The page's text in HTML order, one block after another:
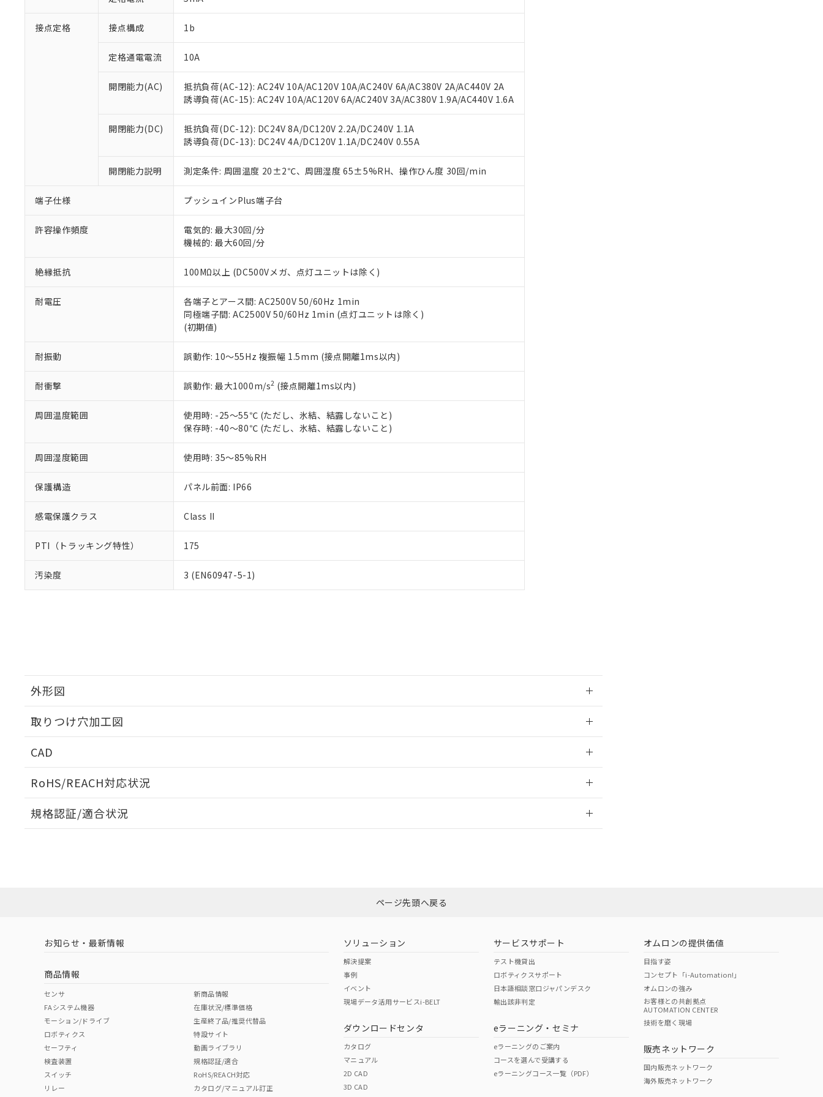
接点定格 接点構成 1b
定格通電電流 10A
開閉能力(AC)
抵抗負荷(AC-12): AC24V 10A/AC120V 10A/AC240V 6A/AC380V 2A/AC440V 2A
誘導負荷(AC-15): AC24V 10A/AC120V 6A/AC240V 3A/AC380V 1.9A/AC440V 1.6A
開閉能力(DC)
抵抗負荷(DC-12): DC24V 8A/DC120V 2.2A/DC240V 1.1A
誘導負荷(DC-13): DC24V 4A/DC120V 1.1A/DC240V 0.55A
開閉能力説明 測定条件: 周囲温度 20±2℃、周囲湿度 65±5%RH、操作ひん度 30回/min
端子仕様 プッシュインPlus端子台
許容操作頻度
電気的: 最大30回/分
機械的: 最大60回/分
絶縁抵抗 100MΩ以上 (DC500Vメガ、点灯ユニットは除く)
耐電圧
各端子とアース間: AC2500V 50/60Hz 1min
同極端子間: AC2500V 50/60Hz 1min (点灯ユニットは除く)
(初期値)
耐振動 誤動作: 10～55Hz 複振幅 1.5mm (接点開離1ms以内)
耐衝撃 誤動作: 最大1000m/s2 (接点開離1ms以内)
周囲温度範囲
使用時: -25～55℃ (ただし、氷結、結露しないこと)
保存時: -40～80℃ (ただし、氷結、結露しないこと)
周囲湿度範囲 使用時: 35～85%RH
保護構造 パネル前面: IP66
感電保護クラス Class II
PTI（トラッキング特性） 175
汚染度 3 (EN60947-5-1)
外形図
取りつけ穴加工図
CAD
RoHS/REACH対応状況
EU RoHS 注意事項・凡例
ダウンロードはこちら
中国 RoHS 注意事項・凡例
中国 RoHS表
Pb Hg Cr(VI)
O O
規格認証/適合状況
本サービスは、当社制御機器事業取扱商品の当社在庫状況および標準価格(税抜)を提供させていただ
当社制御機器事業取扱商品の中には、本サービスの対象外となる商品もあることをご了承ください。
い。
正式な納期状況および標準価格はお客様のお取引先、またはお客様担当のオムロン制御機器販売店・
当社販売員にご相談ください。
在庫状況および標準価格結果を当社の事前の承諾なく第三者に漏洩または開示しないようお願いしま
す。
マイパーツ機能（部品リスト作成サービス）をご利用いただくには、I-Webメンバーズにご登録され
ている必要があります。
お客様が当ウェブサイト上で当社にご登録された部品リストについて、当社および当社の共同利用者
が、当社の製品・サービスに関するお客様との取引・商談に必要な範囲で利用することをご了承くだ
いる法人を指します。
*EU RoHS指令（10物質）：
フタル酸ビス(2-エチルヘキシル) (DEHP)(別名：DOP) 1000ppm以下、フタル酸ブチルベンジル（BBP） 1000ppm以下、フタル酸ジブチ
ル（DBP） 1000ppm以下、フタル酸ジイソブチル (DIBP) 1000ppm以下
但し、RoHS指令で産業用監視および制御機器に対する適用除外項目は除く。
フタル酸エステル類の４物質については閾値を超える意図的な使用がないことを確認しています。
※2 対応予定月
部品在庫の切り替え状況などにより、予定月が前後することがあります。
※3 非含有証明書ダウンロード
EU RoHS指令（10物質）の非含有証明書
51物質の非含有証明書（当社基準）
※本証明書は発行日時点で非含有を証明するもので、過去に遡って非含有を証明するものではありません。
また、RoHS指令のフタル酸エステル類４物質の対応では、対応完了までの期間は出荷製品に未対応品が
混在することから備考欄に対応日を記載しておりました。
既に当社にて対応品への在庫切替を完了していることから、特段のことがない限り、2022年1月12日よ
り割愛しております。
「×」：最大均質材料含有率が中国RoHSの基準値を超えていることを示します。
Pb(鉛) :1000ppm、 Hg(水銀) : 1000ppm、 Cd(カドミウム) : 100ppm、
DEHP(フタル酸ビス(2-エチルヘキシル)) : 1000ppm
※2 環境保護使用期限
「ｅ」：有害物質（10物質）のすべてが基準値以下であることを示します。
味します。
「－」：未確認です。当社販売部門へお問い合わせください。
当社は、これら貴社製品のうち、外国為替および外国貿易法に定める商品（以下｢規制貨物等」とい
などの必要な手続きをとります。
ます。
当社は貴社製品を、核兵器、ミサイル、化学兵器、生物兵器またはその他武器並びにこれらの製造装
置等に一切使用いたしません。
当社は、貴社製品を第三者に販売する場合は、上記1、2および3の内容を当該第三者に通知します。
たしません。
△ 一定数には満たないが在庫あり
－
在庫なし(最新の在庫状況については、お客様のお取引先、またはお客様担当のオムロン制御
機器販売店・当社販売員にご確認ください)
空
受注生産機種、また在庫状況の情報を公開していない機種
ページ先頭へ戻る
お知らせ・最新情報
商品情報
センサ
FAシステム機器
モーション/ドライブ
ロボティクス
セーフティ
検査装置
スイッチ
リレー
新商品情報
在庫状況/標準価格
生産終了品/推奨代替品
特設サイト
動画ライブラリ
規格認証/適合
RoHS/REACH対応
カタログ/マニュアル訂正
ソリューション
解決提案
事例
イベント
現場データ活用サービスi-BELT
ダウンロードセンタ
カタログ
マニュアル
2D CAD
3D CAD
サービスサポート
テスト機貸出
ロボティクスサポート
日本語相談窓口ジャパンデスク
輸出該非判定
eラーニング・セミナ
eラーニングのご案内
コースを選んで受講する
eラーニングコース一覧（PDF）
オムロンの提供価値
目指す姿
コンセプト「i-Automation!」
オムロンの強み
お客様との共創拠点
AUTOMATION CENTER
技術を磨く現場
販売ネットワーク
国内販売ネットワーク
海外販売ネットワーク